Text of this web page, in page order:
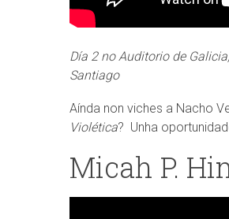
Día 2 no Auditorio de
Santiago
Aínda non viches a Nacho
Violética? Unha
Micah P.